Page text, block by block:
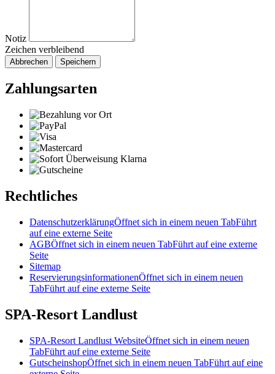
Notiz
Zeichen verbleibend
Abbrechen Speichern
Zahlungsarten
Rechtliches
DatenschutzerklärungÖffnet sich in einem neuen TabFührt
auf eine externe Seite
AGBÖffnet sich in einem neuen TabFührt auf eine externe
Seite
Sitemap
ReservierungsinformationenÖffnet sich in einem neuen
TabFührt auf eine externe Seite
SPA-Resort Landlust
SPA-Resort Landlust WebsiteÖffnet sich in einem neuen
TabFührt auf eine externe Seite
GutscheinshopÖffnet sich in einem neuen TabFührt auf eine